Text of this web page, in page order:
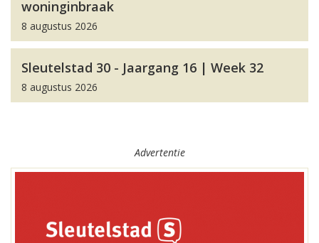
woninginbraak
8 augustus 2026
Sleutelstad 30 - Jaargang 16 | Week 32
8 augustus 2026
Advertentie